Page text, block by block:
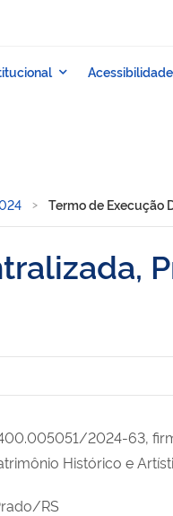
Termo de Execução
2024-63,
Histórico e
RS